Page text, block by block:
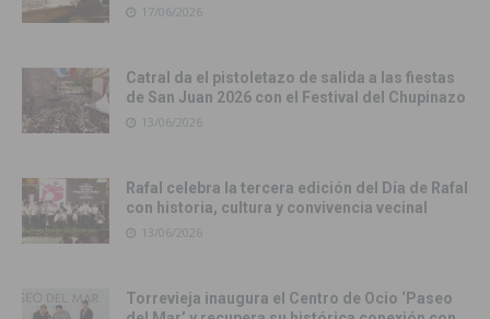
17/06/2026
Catral da el pistoletazo de salida a las fiestas
de San Juan 2026 con el Festival del Chupinazo
13/06/2026
Rafal celebra la tercera edición del Día de Rafal
con historia, cultura y convivencia vecinal
13/06/2026
Torrevieja inaugura el Centro de Ocio ‘Paseo